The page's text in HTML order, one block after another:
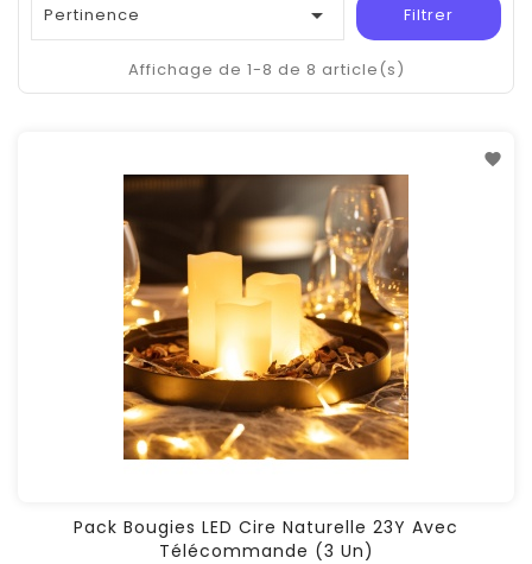
Pertinence  Filtrer
Affichage de 1-8 de 8 article(s)
Pack Bougies LED Cire Naturelle 23Y Avec
Télécommande (3 Un)